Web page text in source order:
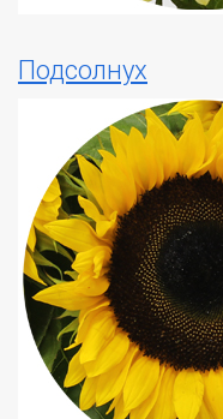
Подсолнух